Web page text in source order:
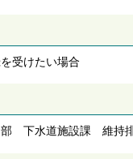
受けたい場合
下水道施設課 維持排